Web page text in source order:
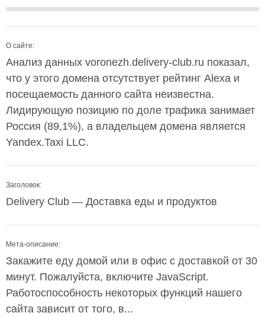
О сайте:
Анализ данных voronezh.delivery-club.ru показал,
что у этого домена отсутствует рейтинг Alexa и
посещаемость данного сайта неизвестна.
Лидирующую позицию по доле трафика занимает
Россия (89,1%), а владельцем домена является
Yandex.Taxi LLC.
Заголовок:
Delivery Club — Доставка еды и продуктов
Мета-описание:
Закажите еду домой или в офис с доставкой от 30
минут. Пожалуйста, включите JavaScript.
Работоспособность некоторых функций нашего
сайта зависит от того, в...